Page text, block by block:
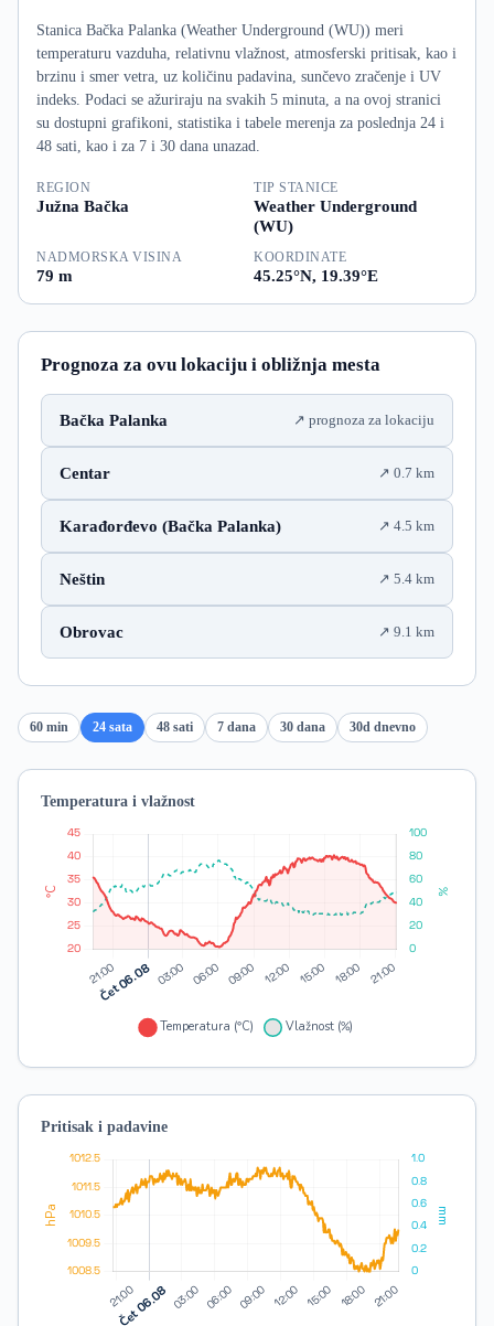
Stanica Bačka Palanka (Weather Underground (WU)) meri
temperaturu vazduha, relativnu vlažnost, atmosferski pritisak, kao i
brzinu i smer vetra, uz količinu padavina, sunčevo zračenje i UV
indeks. Podaci se ažuriraju na svakih 5 minuta, a na ovoj stranici
su dostupni grafikoni, statistika i tabele merenja za poslednja 24 i
48 sati, kao i za 7 i 30 dana unazad.
REGION
Južna Bačka
TIP STANICE
Weather Underground
(WU)
NADMORSKA VISINA
79 m
KOORDINATE
45.25°N, 19.39°E
Prognoza za ovu lokaciju i obližnja mesta
Bačka Palanka prognoza za lokaciju
Centar 0.7 km
Karađorđevo (Bačka Palanka) 4.5 km
Neštin 5.4 km
Obrovac 9.1 km
60 min 24 sata 48 sati 7 dana 30 dana 30d dnevno
Temperatura i vlažnost
Pritisak i padavine